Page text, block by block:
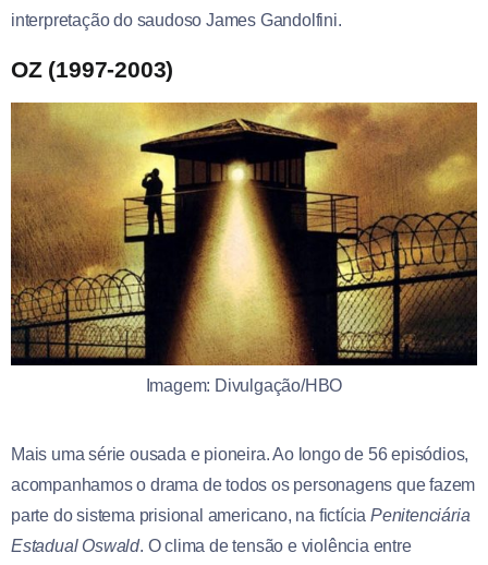
interpretação do saudoso James Gandolfini.
OZ (1997-2003)
Imagem: Divulgação/HBO
Mais uma série ousada e pioneira. Ao longo de 56 episódios,
acompanhamos o drama de todos os personagens que fazem
parte do sistema prisional americano, na fictícia Penitenciária
Estadual Oswald. O clima de tensão e violência entre